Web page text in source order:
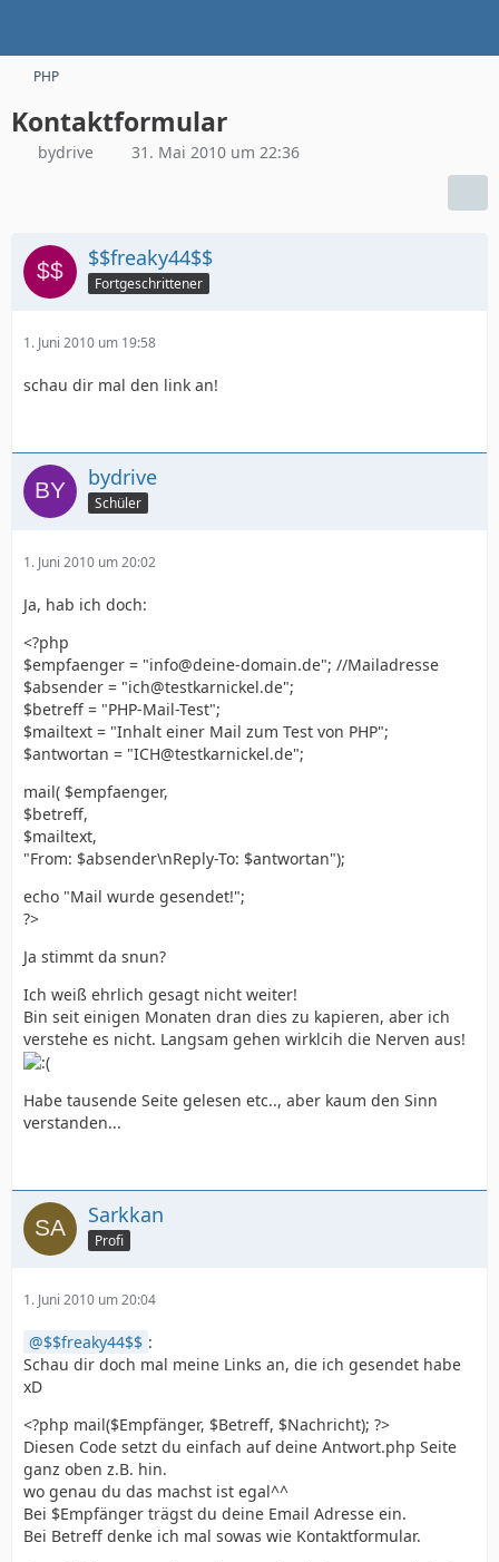
PHP
Kontaktformular
bydrive 31. Mai 2010 um 22:36
$$freaky44$$
Fortgeschrittener
1. Juni 2010 um 19:58
schau dir mal den link an!
bydrive
Schüler
1. Juni 2010 um 20:02
Ja, hab ich doch:
<?php
$empfaenger = "info@deine-domain.de"; //Mailadresse
$absender = "ich@testkarnickel.de";
$betreff = "PHP-Mail-Test";
$mailtext = "Inhalt einer Mail zum Test von PHP";
$antwortan = "ICH@testkarnickel.de";
mail( $empfaenger,
$betreff,
$mailtext,
"From: $absender\nReply-To: $antwortan");
echo "Mail wurde gesendet!";
?>
Ja stimmt da snun?
Ich weiß ehrlich gesagt nicht weiter!
Bin seit einigen Monaten dran dies zu kapieren, aber ich
verstehe es nicht. Langsam gehen wirklcih die Nerven aus!
Habe tausende Seite gelesen etc.., aber kaum den Sinn
verstanden...
Sarkkan
Profi
1. Juni 2010 um 20:04
$$freaky44$$ :
Schau dir doch mal meine Links an, die ich gesendet habe
xD
<?php mail($Empfänger, $Betreff, $Nachricht); ?>
Diesen Code setzt du einfach auf deine Antwort.php Seite
ganz oben z.B. hin.
wo genau du das machst ist egal^^
Bei $Empfänger trägst du deine Email Adresse ein.
Bei Betreff denke ich mal sowas wie Kontaktformular.